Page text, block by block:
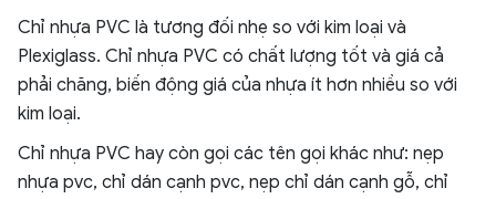
Chỉ nhựa PVC là tương đối nhẹ so với kim loại và
Plexiglass. Chỉ nhựa PVC có chất lượng tốt và giá cả
phải chăng, biến động giá của nhựa ít hơn nhiều so với
kim loại.
Chỉ nhựa PVC hay còn gọi các tên gọi khác như: nẹp
nhựa pvc, chỉ dán cạnh pvc, nẹp chỉ dán cạnh gỗ, chỉ